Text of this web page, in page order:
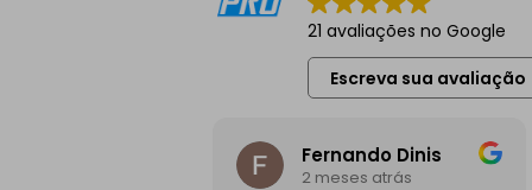
21 avaliações no Google
Escreva sua avaliação
Fernando Dinis
2 meses atrás